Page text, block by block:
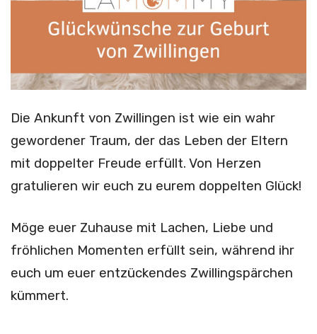
Die Ankunft von Zwillingen ist wie ein wahr
gewordener Traum, der das Leben der Eltern
mit doppelter Freude erfüllt. Von Herzen
gratulieren wir euch zu eurem doppelten Glück!
Möge euer Zuhause mit Lachen, Liebe und
fröhlichen Momenten erfüllt sein, während ihr
euch um euer entzückendes Zwillingspärchen
kümmert.